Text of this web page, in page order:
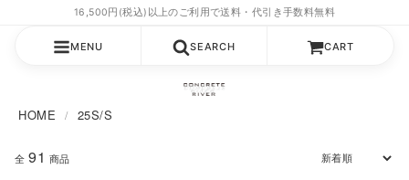
MENU SEARCH CART
HOME 25S/S
全 91 商品